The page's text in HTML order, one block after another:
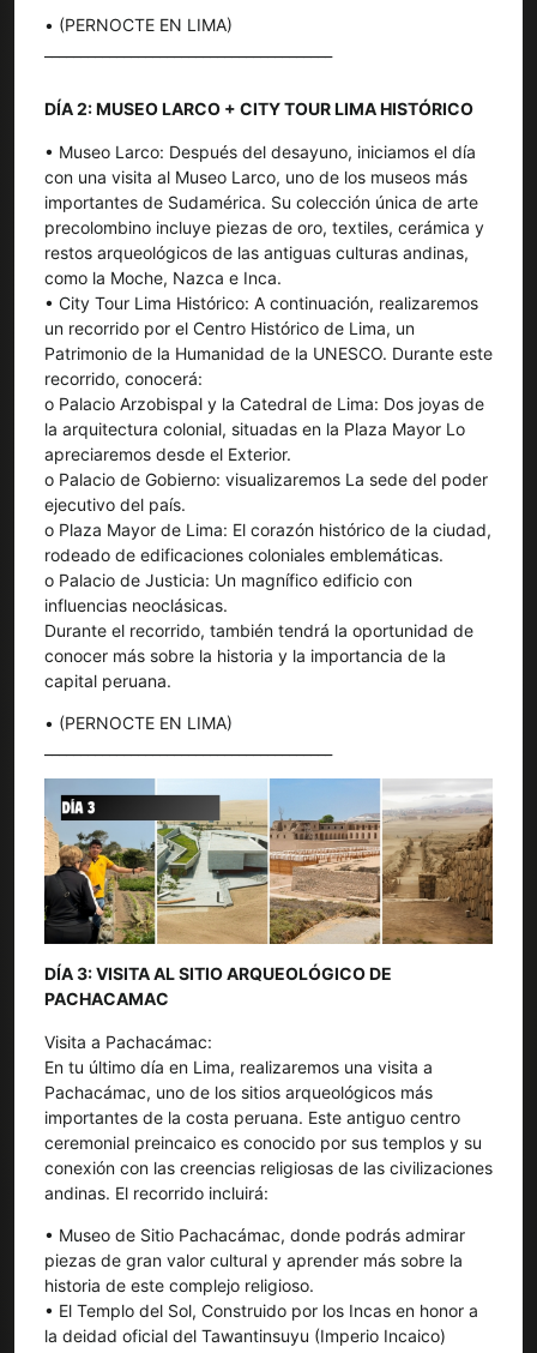
• (PERNOCTE EN LIMA)
DÍA 2: MUSEO LARCO + CITY TOUR LIMA HISTÓRICO
• Museo Larco: Después del desayuno, iniciamos el día
con una visita al Museo Larco, uno de los museos más
importantes de Sudamérica. Su colección única de arte
precolombino incluye piezas de oro, textiles, cerámica y
restos arqueológicos de las antiguas culturas andinas,
como la Moche, Nazca e Inca.
• City Tour Lima Histórico: A continuación, realizaremos
un recorrido por el Centro Histórico de Lima, un
Patrimonio de la Humanidad de la UNESCO. Durante este
recorrido, conocerá:
o Palacio Arzobispal y la Catedral de Lima: Dos joyas de
la arquitectura colonial, situadas en la Plaza Mayor Lo
apreciaremos desde el Exterior.
o Palacio de Gobierno: visualizaremos La sede del poder
ejecutivo del país.
o Plaza Mayor de Lima: El corazón histórico de la ciudad,
rodeado de edificaciones coloniales emblemáticas.
o Palacio de Justicia: Un magnífico edificio con
influencias neoclásicas.
Durante el recorrido, también tendrá la oportunidad de
conocer más sobre la historia y la importancia de la
capital peruana.
• (PERNOCTE EN LIMA)
DÍA 3: VISITA AL SITIO ARQUEOLÓGICO DE
PACHACAMAC
Visita a Pachacámac:
En tu último día en Lima, realizaremos una visita a
Pachacámac, uno de los sitios arqueológicos más
importantes de la costa peruana. Este antiguo centro
ceremonial preincaico es conocido por sus templos y su
conexión con las creencias religiosas de las civilizaciones
andinas. El recorrido incluirá:
• Museo de Sitio Pachacámac, donde podrás admirar
piezas de gran valor cultural y aprender más sobre la
historia de este complejo religioso.
• El Templo del Sol, Construido por los Incas en honor a
la deidad oficial del Tawantinsuyu (Imperio Incaico)